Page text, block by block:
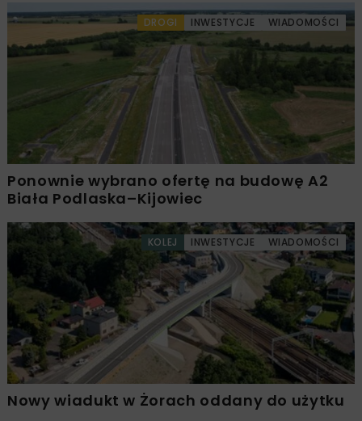
DROGI INWESTYCJE WIADOMOŚCI
Ponownie wybrano ofertę na budowę A2
Biała Podlaska–Kijowiec
KOLEJ INWESTYCJE WIADOMOŚCI
Nowy wiadukt w Żorach oddany do użytku